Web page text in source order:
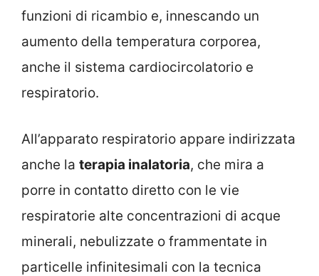
funzioni di ricambio e, innescando un
aumento della temperatura corporea,
anche il sistema cardiocircolatorio e
respiratorio.
All’apparato respiratorio appare indirizzata
anche la terapia inalatoria, che mira a
porre in contatto diretto con le vie
respiratorie alte concentrazioni di acque
minerali, nebulizzate o frammentate in
particelle infinitesimali con la tecnica